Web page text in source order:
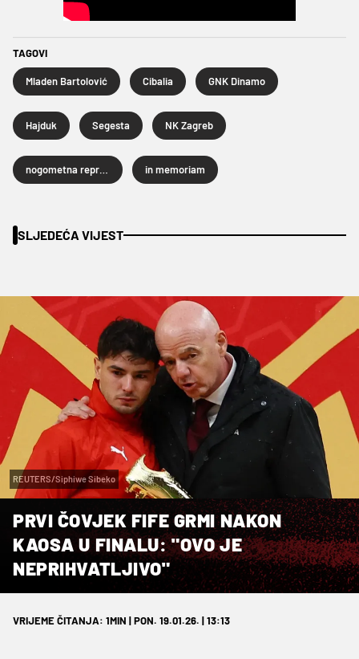
TAGOVI
Mladen Bartolović Cibalia GNK Dinamo
Hajduk Segesta NK Zagreb
in memoriam
SLJEDEĆA VIJEST
REUTERS/Siphiwe Sibeko
PRVI ČOVJEK FIFE GRMI NAKON
KAOSA U FINALU: "OVO JE
NEPRIHVATLJIVO"
VRIJEME ČITANJA: 1MIN | PON. 19.01.26. | 13:13